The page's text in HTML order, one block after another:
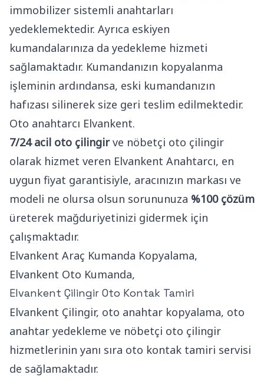
immobilizer sistemli anahtarları
yedeklemektedir. Ayrıca eskiyen
kumandalarınıza da yedekleme hizmeti
sağlamaktadır. Kumandanızın kopyalanma
işleminin ardındansa, eski kumandanızın
hafızası silinerek size geri teslim edilmektedir.
Oto anahtarcı Elvankent.
7/24 acil oto çilingirve nöbetçi oto çilingir
olarak hizmet veren Elvankent Anahtarcı, en
uygun fiyat garantisiyle, aracınızın markası ve
modeli ne olursa olsun sorununuza %100 çözüm
üreterek mağduriyetinizi gidermek için
çalışmaktadır.
Elvankent Araç Kumanda Kopyalama,
Elvankent Oto Kumanda,
Elvankent Çilingir Oto Kontak Tamiri
Elvankent Çilingir, oto anahtar kopyalama, oto
anahtar yedekleme ve nöbetçi oto çilingir
hizmetlerinin yanı sıra oto kontak tamiri servisi
de sağlamaktadır.